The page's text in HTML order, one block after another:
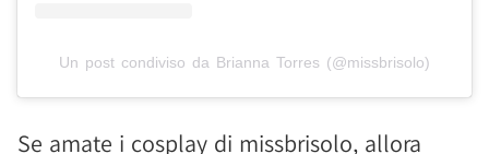
Un post condiviso da Brianna Torres (@missbrisolo)
Se amate i cosplay di missbrisolo, allora